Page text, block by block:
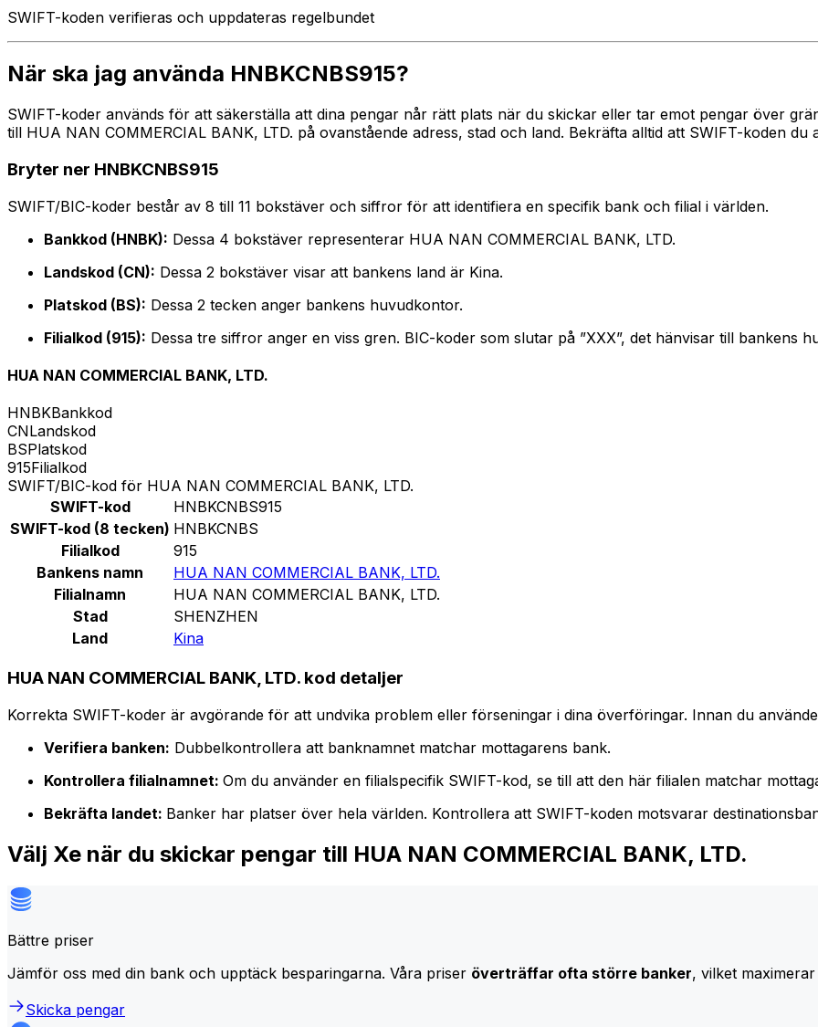
SWIFT-koden verifieras och uppdateras regelbundet
När ska jag använda HNBKCNBS915?
SWIFT-koder används för att säkerställa att dina pengar når rätt plats när du skickar eller tar emot pengar över
till HUA NAN COMMERCIAL BANK, LTD. på ovanstående adress, stad och land. Bekräfta alltid att SWIFT-koden
Bryter ner HNBKCNBS915
SWIFT/BIC-koder består av 8 till 11 bokstäver och siffror för att identifiera en specifik bank och filial i världen.
Bankkod (HNBK): Dessa 4 bokstäver representerar HUA NAN COMMERCIAL BANK, LTD.
Landskod (CN): Dessa 2 bokstäver visar att bankens land är Kina.
Platskod (BS): Dessa 2 tecken anger bankens huvudkontor.
Filialkod (915): Dessa tre siffror anger en viss gren. BIC-koder som slutar på ”XXX”, det hänvisar till bankens
HUA NAN COMMERCIAL BANK, LTD.
HNBKBankkod
CNLandskod
BSPlatskod
915Filialkod
SWIFT/BIC-kod för HUA NAN COMMERCIAL BANK, LTD.
SWIFT-kod
HNBKCNBS915
SWIFT-kod (8 tecken) HNBKCNBS
Filialkod
915
Bankens namn
HUA NAN COMMERCIAL BANK, LTD.
Filialnamn
HUA NAN COMMERCIAL BANK, LTD.
Stad
SHENZHEN
Land
Kina
HUA NAN COMMERCIAL BANK, LTD. kod detaljer
Korrekta SWIFT-koder är avgörande för att undvika problem eller förseningar i dina överföringar. Innan du
Verifiera banken: Dubbelkontrollera att banknamnet matchar mottagarens bank.
Kontrollera filialnamnet: Om du använder en filialspecifik SWIFT-kod, se till att den här filialen matchar
Bekräfta landet: Banker har platser över hela världen. Kontrollera att SWIFT-koden motsvarar
Välj Xe när du skickar pengar till HUA NAN COMMERCIAL BANK, LTD.
Bättre priser
Jämför oss med din bank och upptäck besparingarna. Våra priser överträffar ofta större banker, vilket
Skicka pengar